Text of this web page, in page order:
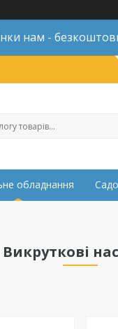
нам -
обладнання
Викруткові